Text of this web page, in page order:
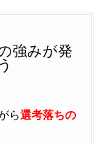
強みが発
ら選考落ちの